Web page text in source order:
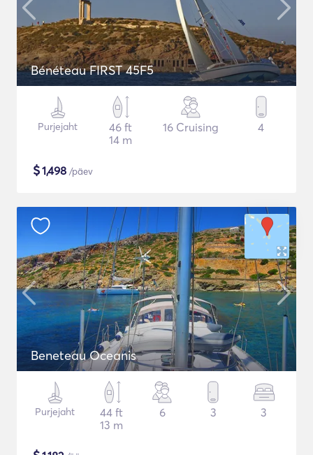
Bénéteau FIRST 45F5
Purjejaht
46 ft
14 m
16 Cruising 4
$1,498 /päev
Beneteau Oceanis
Purjejaht
44 ft
13 m
6 3 3